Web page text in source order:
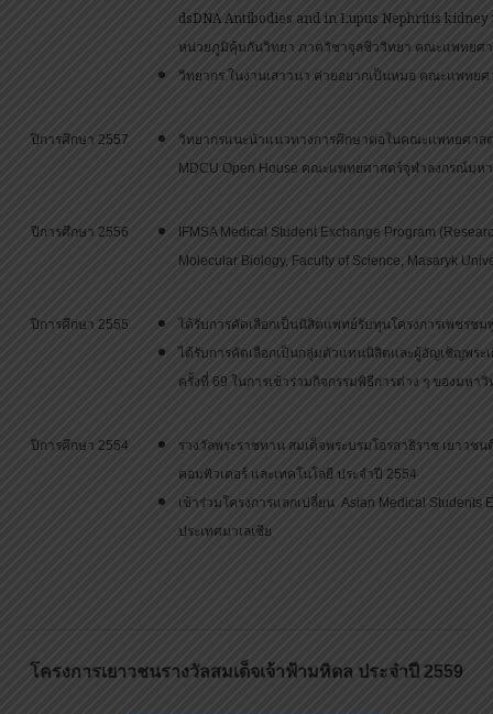
dsDNA Antibodies and in Lupus Nephritis
หน่วยภูมิคุ้มกันวิทยา ภาควิชาจุลชีววิทยา คณะแพทยศ
วิทยากร ในงานเสาวนา ค่ายอยากเป็นหมอ คณะแพทย
ปีการศึกษา 2557
วิทยากรแนะนำแนวทางการศึกษาต่อในคณะแพทยศาส
MDCU Open House คณะแพทยศาสตร์จุฬาลงกรณ์มห
ปีการศึกษา 2556
IFMSA Medical Student Exchange Program
Molecular Biology, Faculty of Science, Masaryk
ปีการศึกษา 2555
ได้รับการคัดเลือกเป็นนิสิตแพทย์รับทุนโครงการเพชร
ได้รับการคัดเลือกเป็นกลุ่มตัวแทนนิสิตและผู้อัญเชิญพระ
ครั้งที่ 69 ในการเข้าร่วมกิจกรรมพิธีการต่าง ๆ ของมหา
ปีการศึกษา 2554
รางวัลพระราชทาน สมเด็จพระบรมโอรสาธิราช เยาว
คอมพิวเตอร์ และเทคโนโลยี ประจำปี 2554
เข้าร่วมโครงการแลกเปลี่ยน Asian Medical Students
ประเทศมาเลเซีย
โครงการเยาวชนรางวัลสมเด็จเจ้าฟ้ามหิดล ประจำปี 2559